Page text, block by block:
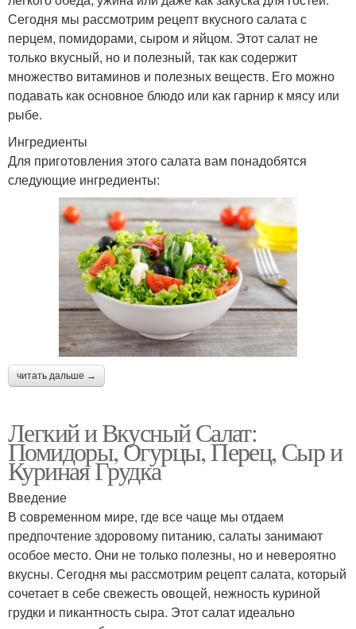
Сегодня мы рассмотрим рецепт вкусного салата с
перцем, помидорами, сыром и яйцом. Этот салат не
только вкусный, но и полезный, так как содержит
множество витаминов и полезных веществ. Его можно
подавать как основное блюдо или как гарнир к мясу или
рыбе.
Ингредиенты
Для приготовления этого салата вам понадобятся
следующие ингредиенты:
читать дальше →
Легкий и Вкусный Салат:
Помидоры, Огурцы, Перец, Сыр и
Куриная Грудка
Введение
В современном мире, где все чаще мы отдаем
предпочтение здоровому питанию, салаты занимают
особое место. Они не только полезны, но и невероятно
вкусны. Сегодня мы рассмотрим рецепт салата, который
сочетает в себе свежесть овощей, нежность куриной
грудки и пикантность сыра. Этот салат идеально